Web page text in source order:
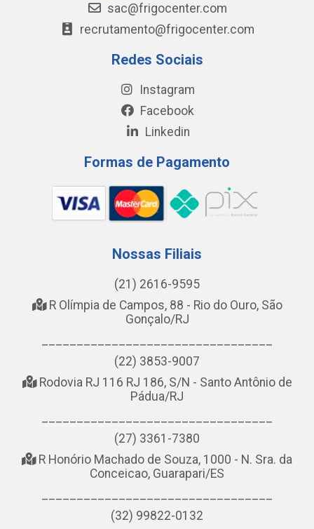
sac@frigocenter.com
recrutamento@frigocenter.com
Redes Sociais
Instagram
Facebook
Linkedin
Formas de Pagamento
Nossas Filiais
(21) 2616-9595
R Olímpia de Campos, 88 - Rio do Ouro, São
Gonçalo/RJ
(22) 3853-9007
Rodovia RJ 116 RJ 186, S/N - Santo Antônio de
Pádua/RJ
(27) 3361-7380
R Honório Machado de Souza, 1000 - N. Sra. da
Conceicao, Guarapari/ES
(32) 99822-0132